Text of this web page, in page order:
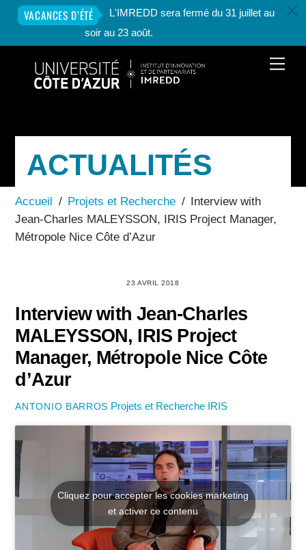
VACANCES D’ÉTÉ
L'IMREDD sera fermé du 31 juillet au
soir au 23 août.
c
content
ACTUALITÉS
Accueil / Projets et Recherche / Interview with
Jean-Charles MALEYSSON, IRIS Project Manager,
Métropole Nice Côte d’Azur
23 AVRIL 2018
Interview with Jean-Charles
MALEYSSON, IRIS Project
Manager, Métropole Nice Côte
d’Azur
ANTONIO BARROS Projets et Recherche IRIS
Cliquez pour accepter les cookies marketing
et activer ce contenu